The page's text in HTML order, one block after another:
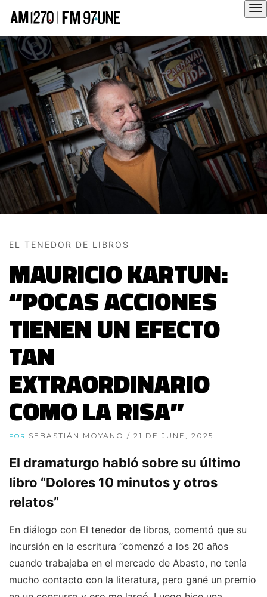
EL TENEDOR DE LIBROS
MAURICIO KARTUN:
“POCAS ACCIONES
TIENEN UN EFECTO
TAN
EXTRAORDINARIO
COMO LA RISA”
POR SEBASTIÁN MOYANO / 21 DE JUNE, 2025
El dramaturgo habló sobre su último
libro “Dolores 10 minutos y otros
relatos”
En diálogo con El tenedor de libros, comentó que su
incursión en la escritura “comenzó a los 20 años
cuando trabajaba en el mercado de Abasto, no tenía
mucho contacto con la literatura, pero gané un premio